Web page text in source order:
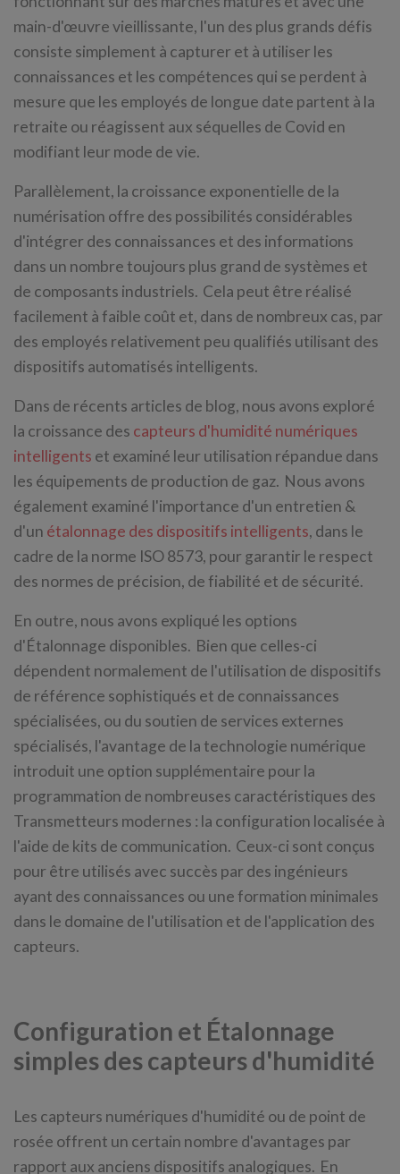
main-d'œuvre vieillissante, l'un des plus grands défis
consiste simplement à capturer et à utiliser les
connaissances et les compétences qui se perdent à
mesure que les employés de longue date partent à la
retraite ou réagissent aux séquelles de Covid en
modifiant leur mode de vie.
Parallèlement, la croissance exponentielle de la
numérisation offre des possibilités considérables
d'intégrer des connaissances et des informations
dans un nombre toujours plus grand de systèmes et
de composants industriels. Cela peut être réalisé
facilement à faible coût et, dans de nombreux cas, par
des employés relativement peu qualifiés utilisant des
dispositifs automatisés intelligents.
Dans de récents articles de blog, nous avons exploré
la croissance des capteurs d'humidité numériques
intelligents et examiné leur utilisation répandue dans
les équipements de production de gaz. Nous avons
également examiné l'importance d'un entretien &
d'un étalonnage des dispositifs intelligents, dans le
cadre de la norme ISO 8573, pour garantir le respect
des normes de précision, de fiabilité et de sécurité.
En outre, nous avons expliqué les options
d'Étalonnage disponibles. Bien que celles-ci
dépendent normalement de l'utilisation de dispositifs
de référence sophistiqués et de connaissances
spécialisées, ou du soutien de services externes
spécialisés, l'avantage de la technologie numérique
introduit une option supplémentaire pour la
programmation de nombreuses caractéristiques des
Transmetteurs modernes : la configuration localisée à
l'aide de kits de communication. Ceux-ci sont conçus
pour être utilisés avec succès par des ingénieurs
ayant des connaissances ou une formation minimales
dans le domaine de l'utilisation et de l'application des
capteurs.
Configuration et Étalonnage
simples des capteurs d'humidité
Les capteurs numériques d'humidité ou de point de
rosée offrent un certain nombre d'avantages par
rapport aux anciens dispositifs analogiques. En